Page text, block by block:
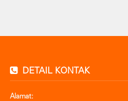
DETAIL KONTAK
Alamat: